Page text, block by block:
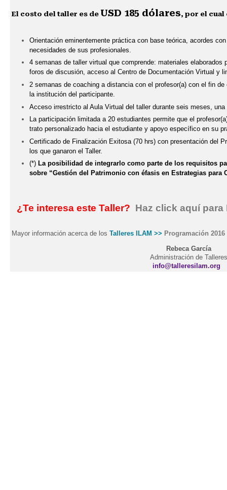
El costo del taller es de USD 185 dólares, por el cual
Orientación eminentemente práctica con base teórica, acordes
necesidades de sus profesionales.
4 semanas de taller virtual que comprende: materiales elaborados
foros de discusión, acceso al Centro de Documentación Virtual y
2 semanas de coaching a distancia con el profesor(a) con el fin
la institución del participante.
Acceso irrestricto al Aula Virtual del taller durante seis meses,
La participación limitada a 20 estudiantes permite que el
trato personalizado hacia el estudiante y apoyo específico en su
Certificado de Finalización Exitosa (70 hrs) con presentación del
los que ganaron el Taller.
(*) La posibilidad de integrarlo como parte de los requisitos
sobre “Gestión del Patrimonio con éfasis en Estrategias para
¿Te interesa este Taller? Haz click aquí
Mayor información acerca de los Talleres ILAM >> Programación 2016
Rebeca García
Administración de Talleres
info@talleresilam.org